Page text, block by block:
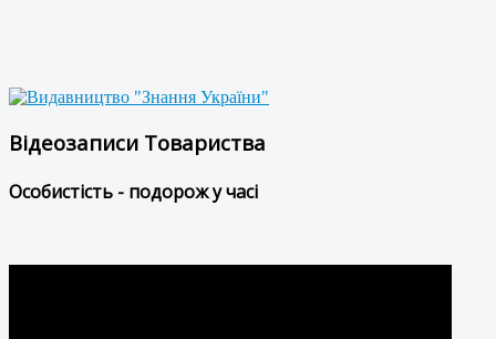
Відеозаписи Товариства
Особистість - подорож у часі